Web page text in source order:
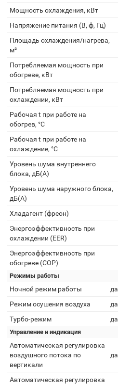
Мощность охлаждения, кВт
Напряжение питания (В, ф, Гц)
Площадь охлаждения/нагрева,
м²
Потребляемая мощность при
обогреве, кВт
Потребляемая мощность при
охлаждении, кВт
Рабочая t при работе на
обогрев, °С
Рабочая t при работе на
охлаждение, °С
Уровень шума внутреннего
блока, дБ(А)
Уровень шума наружного блока,
дБ(А)
Хладагент (фреон)
Энергоэффективность при
охлаждении (EER)
Энергоэффективность при
обогреве (COP)
Режимы работы
Ночной режим работы
да
Режим осушения воздуха
да
Турбо-режим
да
Управление и индикация
Автоматическая регулировка
воздушного потока по
вертикали
да
Автоматическая регулировка